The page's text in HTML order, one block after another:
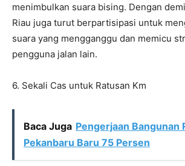
menimbulkan suara bising. Dengan
Riau juga turut berpartisipasi untuk
suara yang mengganggu dan memicu
pengguna jalan lain.
6. Sekali Cas untuk Ratusan Km
Baca Juga Pengerjaan Bangunan
Pekanbaru Baru 75 Persen